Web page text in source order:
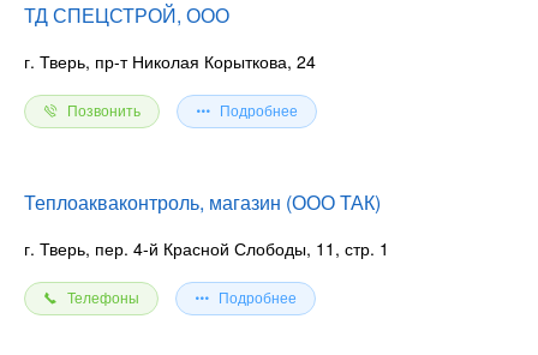
ТД СПЕЦСТРОЙ, ООО
г. Тверь, пр-т Николая Корыткова, 24
Позвонить Подробнее
Теплоакваконтроль, магазин (ООО ТАК)
г. Тверь, пер. 4-й Красной Слободы, 11, стр. 1
Телефоны Подробнее